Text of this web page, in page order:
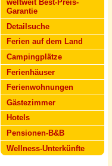
weltweit Best-Preis-
Garantie
Detailsuche
Ferien auf dem Land
Campingplätze
Ferienhäuser
Ferienwohnungen
Gästezimmer
Hotels
Pensionen-B&B
Wellness-Unterkünfte